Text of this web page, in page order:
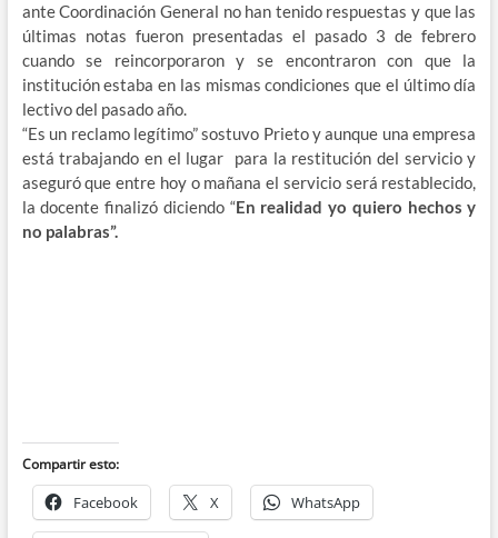
ante Coordinación General no han tenido respuestas y que las
últimas notas fueron presentadas el pasado 3 de febrero
cuando se reincorporaron y se encontraron con que la
institución estaba en las mismas condiciones que el último día
lectivo del pasado año.
“Es un reclamo legítimo” sostuvo Prieto y aunque una empresa
está trabajando en el lugar para la restitución del servicio y
aseguró que entre hoy o mañana el servicio será restablecido,
la docente finalizó diciendo “En realidad yo quiero hechos y
no palabras”.
Compartir esto:
Facebook X WhatsApp